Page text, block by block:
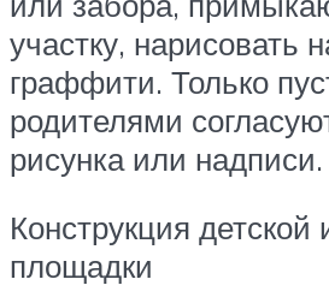
участку, нарисовать
граффити. Только
родителями
рисунка или надписи.
Конструкция детской
площадки